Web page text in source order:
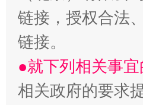
受贿1.44亿！段成刚被
链接，授权合法
链接。
●就下列相关事
相关政府的要求